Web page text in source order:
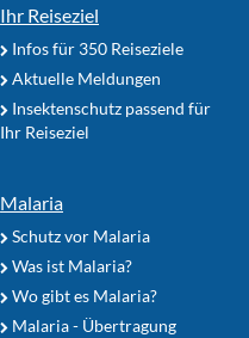
Ihr Reiseziel
Infos für 350 Reiseziele
Aktuelle Meldungen
Insektenschutz passend für
Ihr Reiseziel
Malaria
Schutz vor Malaria
Was ist Malaria?
Wo gibt es Malaria?
Malaria - Übertragung